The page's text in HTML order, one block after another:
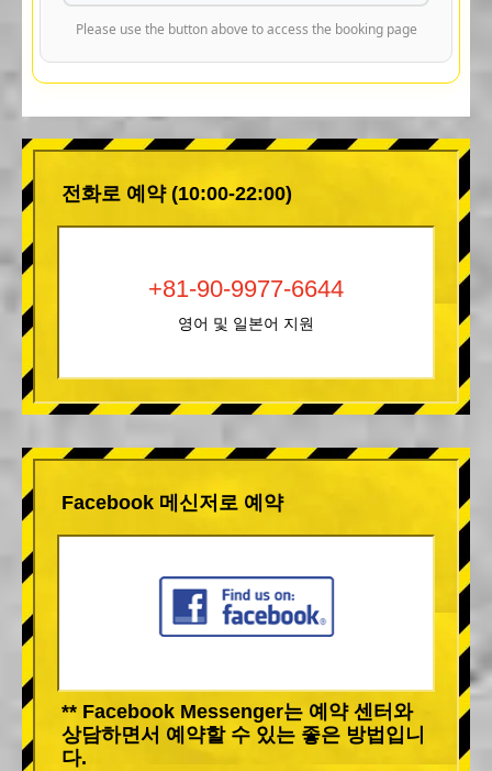
Please use the button above to access the booking page
전화로 예약 (10:00-22:00)
+81-90-9977-6644
영어 및 일본어 지원
Facebook 메신저로 예약
** Facebook Messenger는 예약 센터와
상담하면서 예약할 수 있는 좋은 방법입니
다.